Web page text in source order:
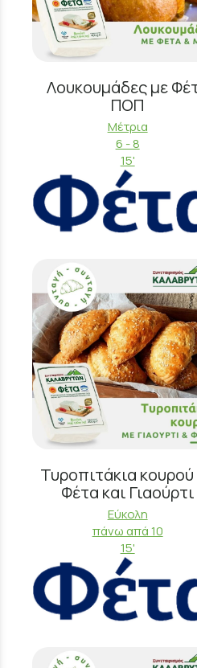
Λουκουμάδες με
ΠΟΠ
Μέτρια
6 - 8
15'
Τυροπιτάκια
Φέτα και Γιαούρτι
Εύκολη
πάνω απά 10
15'